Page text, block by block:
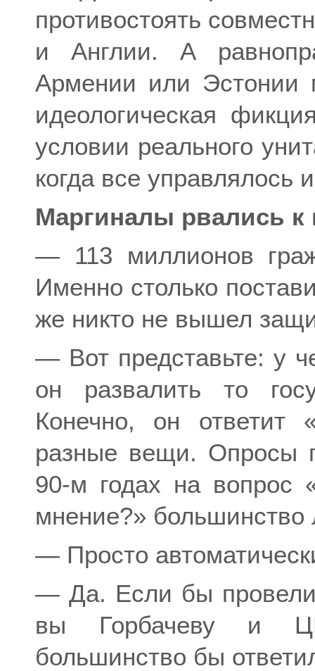
противостоять
и Англии. А
Армении или Эстонии
идеологическая
условии реального
когда все управлялось
Маргиналы рвались к
— 113 миллионов
Именно столько
же никто не вышел
— Вот представьте: у
он развалить то
Конечно, он ответит
разные вещи. Опросы
90-м годах на вопрос
мнение?»
— Просто
— Да. Если бы
вы Горбачеву и
большинство бы